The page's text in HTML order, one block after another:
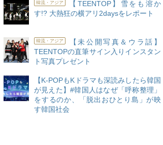
韓流・アジア
【TEENTOP】雪をも溶か
す!? 大熱狂の横アリ2daysをレポート
韓流・アジア
【未公開写真＆ウラ話】
TEENTOPの直筆サイン入りインスタン
ト写真プレゼント
【K-POPもKドラマも深読みしたら韓国
が見えた】#韓国人はなぜ「呼称整理」
をするのか、「脱出おひとり島」が映
す韓国社会